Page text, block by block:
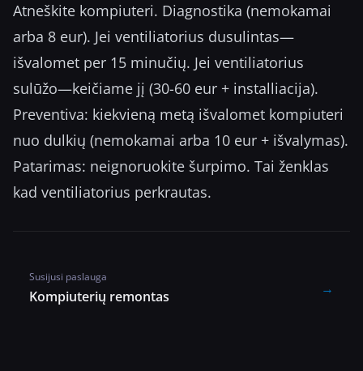
Atneškite kompiuteri. Diagnostika (nemokamai
arba 8 eur). Jei ventiliatorius dusulintas—
išvalomet per 15 minučių. Jei ventiliatorius
sulūžo—keičiame jį (30-60 eur + installiacija).
Preventiva: kiekvieną metą išvalomet kompiuteri
nuo dulkių (nemokamai arba 10 eur + išvalymas).
Patarimas: neignoruokite šurpimo. Tai ženklas
kad ventiliatorius perkrautas.
Susijusi paslauga
Kompiuterių remontas →